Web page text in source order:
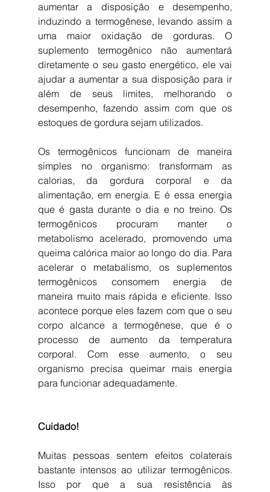
aumentar a disposição e desempenho,
induzindo a termogênese, levando assim a
uma maior oxidação de gorduras. O
suplemento termogênico não aumentará
diretamente o seu gasto energético, ele vai
ajudar a aumentar a sua disposição para ir
além de seus limites, melhorando o
desempenho, fazendo assim com que os
estoques de gordura sejam utilizados.
Os termogênicos funcionam de maneira
simples no organismo: transformam as
calorias, da gordura corporal e da
alimentação, em energia. E é essa energia
que é gasta durante o dia e no treino. Os
termogênicos procuram manter o
metabolismo acelerado, promovendo uma
queima calórica maior ao longo do dia. Para
acelerar o metabalismo, os suplementos
termogênicos consomem energia de
maneira muito mais rápida e eficiente. Isso
acontece porque eles fazem com que o seu
corpo alcance a termogênese, que é o
processo de aumento da temperatura
corporal. Com esse aumento, o seu
organismo precisa queimar mais energia
para funcionar adequadamente.
Cuidado!
Muitas pessoas sentem efeitos colaterais
bastante intensos ao utilizar termogênicos.
Isso por que a sua resistência às